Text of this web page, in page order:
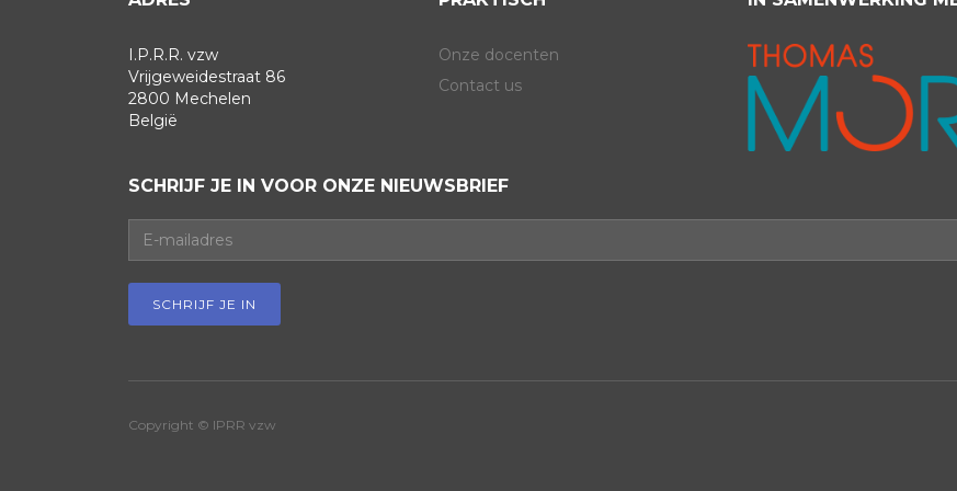
I.P.R.R. vzw
Vrijgeweidestraat 86
2800 Mechelen
België
Onze docenten
Contact us
SCHRIJF JE IN VOOR ONZE NIEUWSBRIEF
Copyright © IPRR vzw